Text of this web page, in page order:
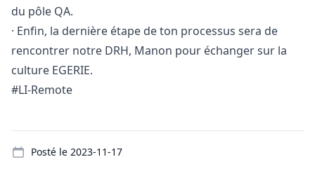
du pôle QA.
· Enfin, la dernière étape de ton processus sera de
rencontrer notre DRH, Manon pour échanger sur la
culture EGERIE.
#LI-Remote
Posté le 2023-11-17